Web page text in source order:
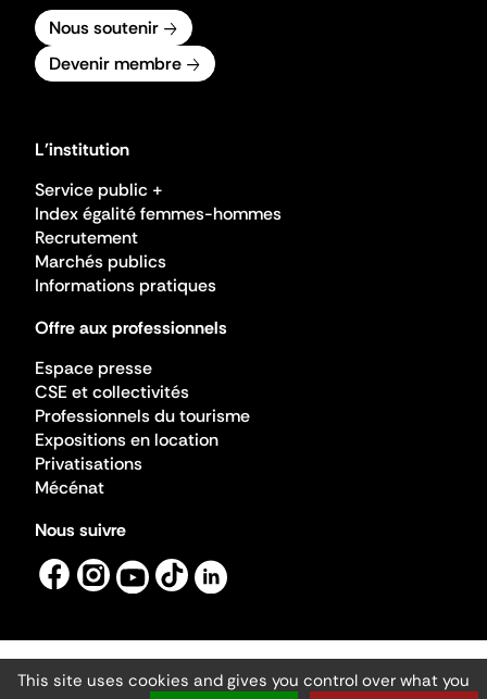
Nous soutenir
Devenir membre
L'institution
Service public +
Index égalité femmes-hommes
Recrutement
Marchés publics
Informations pratiques
Offre aux professionnels
Espace presse
CSE et collectivités
Professionnels du tourisme
Expositions en location
Privatisations
Mécénat
Nous suivre
Mentions légales
This site uses cookies and gives you control over what you